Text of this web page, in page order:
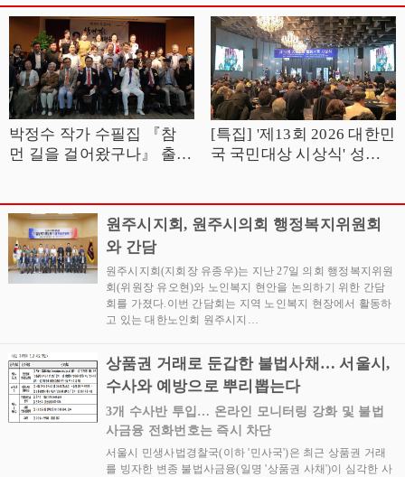
박정수 작가 수필집 『참
먼 길을 걸어왔구나』 출판
[특집] '제13회 2026 대한민
국 국민대상 시상식' 성황
원주시지회, 원주시의회 행정복지위원회
와 간담
원주시지회(지회장 유종우)는 지난 27일 의회 행정복지위원
회(위원장 유오현)와 노인복지 현안을 논의하기 위한 간담
회를 가졌다.이번 간담회는 지역 노인복지 현장에서 활동하
고 있는 대한노인회 원주시지…
상품권 거래로 둔갑한 불법사채… 서울시,
수사와 예방으로 뿌리뽑는다
3개 수사반 투입… 온라인 모니터링 강화 및 불법
사금융 전화번호는 즉시 차단
서울시 민생사법경찰국(이하 '민사국')은 최근 상품권 거래
를 빙자한 변종 불법사금융(일명 '상품권 사채')이 심각한 사